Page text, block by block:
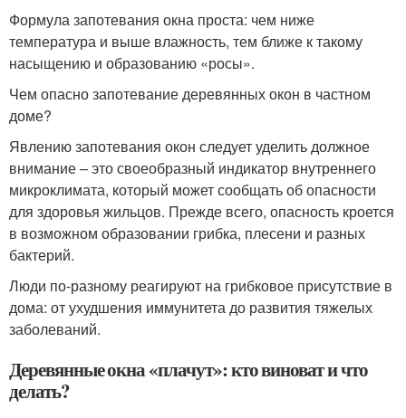
Формула запотевания окна проста: чем ниже
температура и выше влажность, тем ближе к такому
насыщению и образованию «росы».
Чем опасно запотевание деревянных окон в частном
доме?
Явлению запотевания окон следует уделить должное
внимание – это своеобразный индикатор внутреннего
микроклимата, который может сообщать об опасности
для здоровья жильцов. Прежде всего, опасность кроется
в возможном образовании грибка, плесени и разных
бактерий.
Люди по-разному реагируют на грибковое присутствие в
дома: от ухудшения иммунитета до развития тяжелых
заболеваний.
Деревянные окна «плачут»: кто виноват и что
делать?